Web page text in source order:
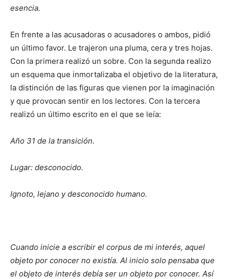
esencia.
En frente a las acusadoras o acusadores o ambos, pidió
un último favor. Le trajeron una pluma, cera y tres hojas.
Con la primera realizó un sobre. Con la segunda realizo
un esquema que inmortalizaba el objetivo de la literatura,
la distinción de las figuras que vienen por la imaginación
y que provocan sentir en los lectores. Con la tercera
realizó un último escrito en el que se leía:
Año 31 de la transición.
Lugar: desconocido.
Ignoto, lejano y desconocido humano.
Cuando inicie a escribir el corpus de mi interés, aquel
objeto por conocer no existía. Al inicio solo pensaba que
el objeto de interés debía ser un objeto por conocer. Así